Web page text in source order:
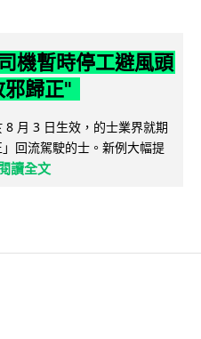
機暫時停工避風頭
邪歸正"
月 3 日生效，的士業界就期
回流駕駛的士。新例大幅提
閱讀全文